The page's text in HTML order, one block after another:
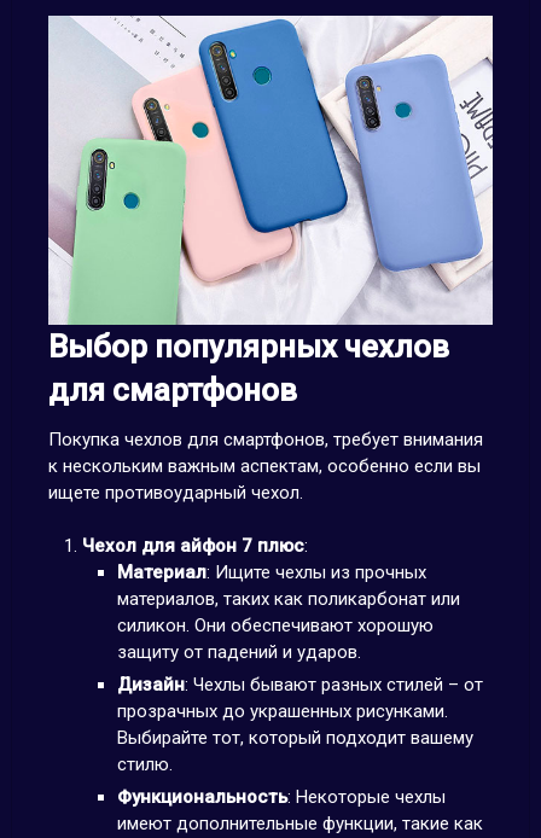
Выбор популярных чехлов
для смартфонов
Покупка чехлов для смартфонов, требует внимания
к нескольким важным аспектам, особенно если вы
ищете противоударный чехол.
Чехол для айфон 7 плюс:
Материал: Ищите чехлы из прочных
материалов, таких как поликарбонат или
силикон. Они обеспечивают хорошую
защиту от падений и ударов.
Дизайн: Чехлы бывают разных стилей – от
прозрачных до украшенных рисунками.
Выбирайте тот, который подходит вашему
стилю.
Функциональность: Некоторые чехлы
имеют дополнительные функции, такие как